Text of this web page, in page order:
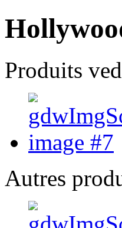
Produits
Autres